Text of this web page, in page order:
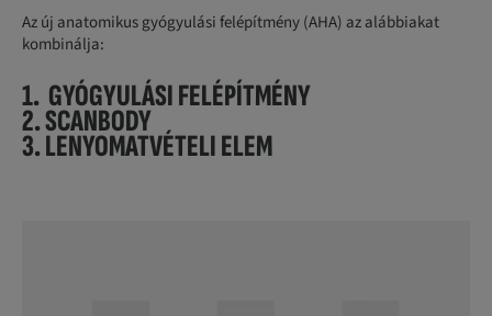
Az új anatomikus gyógyulási felépítmény (AHA) az alábbiakat
kombinálja:
1. GYÓGYULÁSI FELÉPÍTMÉNY
2. SCANBODY
3. LENYOMATVÉTELI ELEM